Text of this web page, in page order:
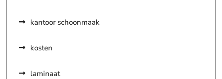
kantoor schoonmaak
kosten
laminaat